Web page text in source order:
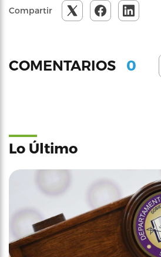
Compartir
COMENTARIOS 0
Lo Último